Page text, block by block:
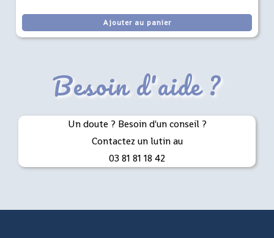
Ajouter au panier
Besoin d'aide ?
Un doute ? Besoin d'un conseil ?
Contactez un lutin au
03 81 81 18 42